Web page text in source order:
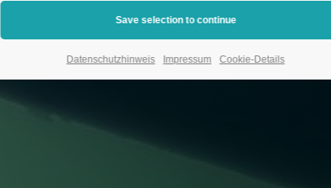
Datenschutzhinweis Impressum Cookie-Details